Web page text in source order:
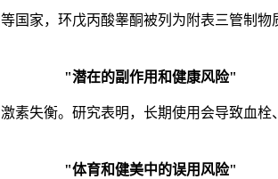
国家，环戊丙酸睾酮被列为附表三管制
"潜在的副作用和健康风险"
素失衡。研究表明，长期使用会导致血
"体育和健美中的误用风险"